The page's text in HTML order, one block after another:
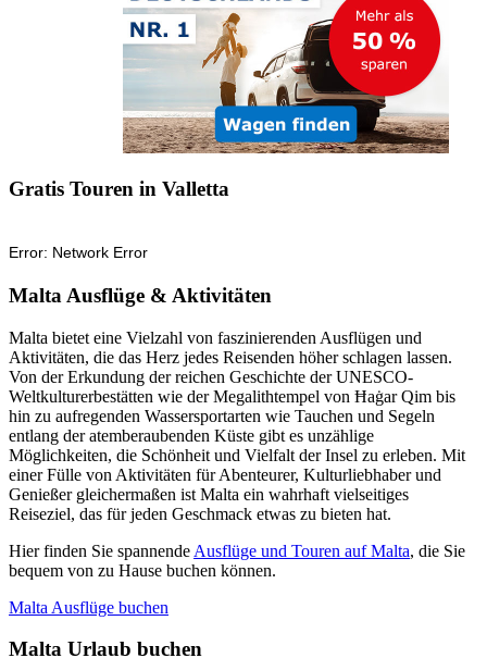
Gratis Touren in Valletta
Malta Ausflüge & Aktivitäten
Malta bietet eine Vielzahl von faszinierenden Ausflügen und
Aktivitäten, die das Herz jedes Reisenden höher schlagen lassen.
Von der Erkundung der reichen Geschichte der UNESCO-
Weltkulturerbestätten wie der Megalithtempel von Ħaġar Qim bis
hin zu aufregenden Wassersportarten wie Tauchen und Segeln
entlang der atemberaubenden Küste gibt es unzählige
Möglichkeiten, die Schönheit und Vielfalt der Insel zu erleben. Mit
einer Fülle von Aktivitäten für Abenteurer, Kulturliebhaber und
Genießer gleichermaßen ist Malta ein wahrhaft vielseitiges
Reiseziel, das für jeden Geschmack etwas zu bieten hat.
Hier finden Sie spannende Ausflüge und Touren auf Malta, die Sie
bequem von zu Hause buchen können.
Malta Ausflüge buchen
Malta Urlaub buchen